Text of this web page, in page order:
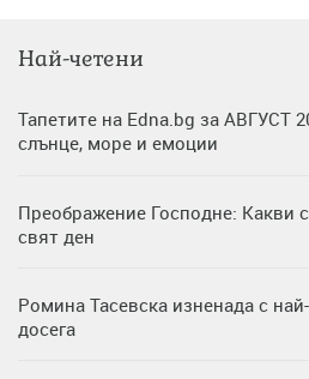
Най-четени
Тапетите на Edna.bg за АВГУСТ
слънце, море и емоции
Преображение Господне: Какви
свят ден
Ромина Тасевска изненада с
досега